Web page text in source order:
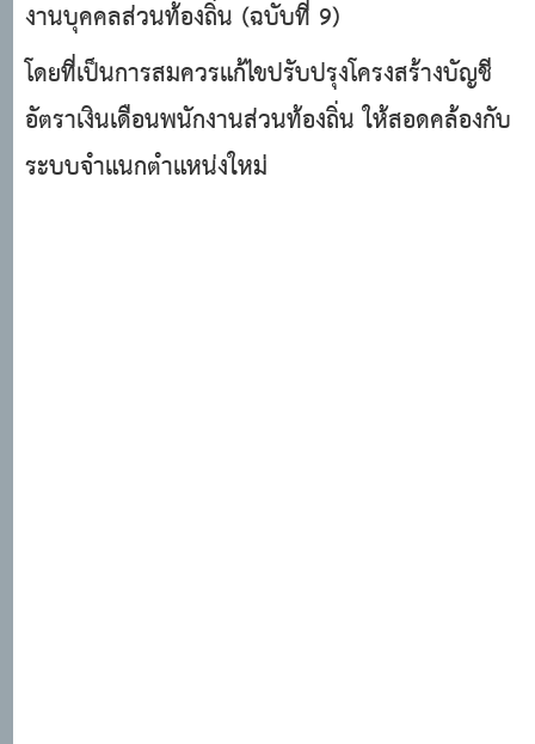
งานบุคคลส่วนท้องถิ่น (ฉบับที่ 9)
โดยที่เป็นการสมควรแก้ไขปรับปรุงโครงสร้างบัญชี
อัตราเงินเดือนพนักงานส่วนท้องถิ่น ให้สอดคล้องกับ
ระบบจำแนกตำแหน่งใหม่